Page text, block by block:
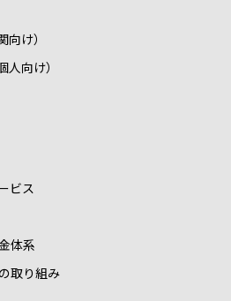
け）
向け）
ビス
体系
取り組み